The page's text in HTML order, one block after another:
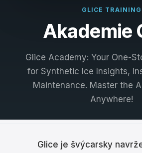
Français
Nederlands
Italiano
Português
Dansk
GLICE TRAINING
Akademie
Glice Academy: Your One-
for Synthetic Ice Insights,
Maintenance. Master the
Anywhere!
Glice je švýcarsky